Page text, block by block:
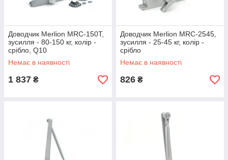
Доводчик Merlion MRC-150T,
зусилля - 80-150 кг, колір -
срібло, Q10
Немає в наявності
1 837 ₴
Доводчик Merlion MRC-2545,
зусилля - 25-45 кг, колір -
срібло
Немає в наявності
826 ₴